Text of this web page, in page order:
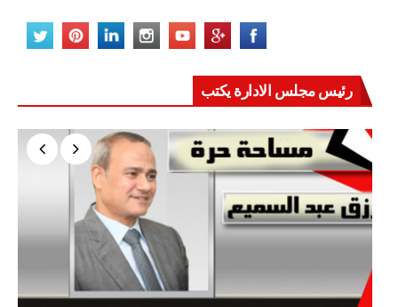
رئيس مجلس الادارة يكتب